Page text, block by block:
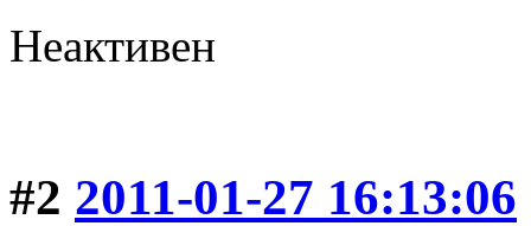
Неактивен
#2 2011-01-27 16:13:06